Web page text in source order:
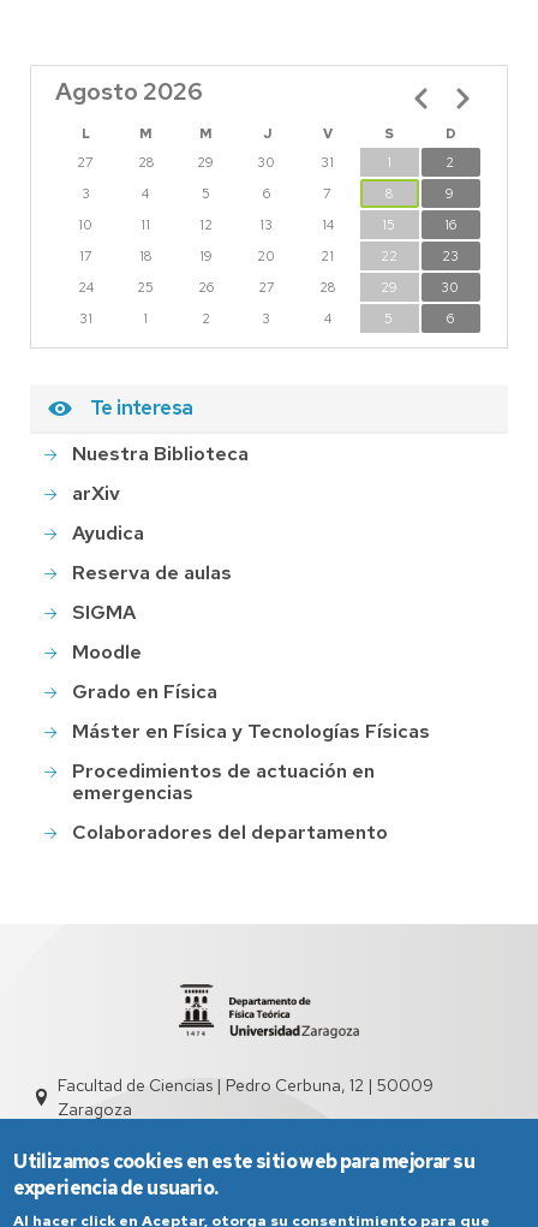
Agosto 2026
L M M J V S
D
27
28 29 30 31 1
2
3
4 5 6 7 8
9
10
11 12 13 14 15
16
17
18 19 20 21 22
23
24
25 26 27 28 29
30
31
1 2 3 4 5 6
Paginación
Te interesa
Nuestra Biblioteca
arXiv
Ayudica
Reserva de aulas
SIGMA
Moodle
Grado en Física
Máster en Física y Tecnologías Físicas
Procedimientos de actuación en
emergencias
Colaboradores del departamento
Facultad de Ciencias | Pedro Cerbuna, 12 | 50009
Zaragoza
Utilizamos cookies en este sitio web para mejorar su
experiencia de usuario.
Al hacer click en Aceptar, otorga su consentimiento para que